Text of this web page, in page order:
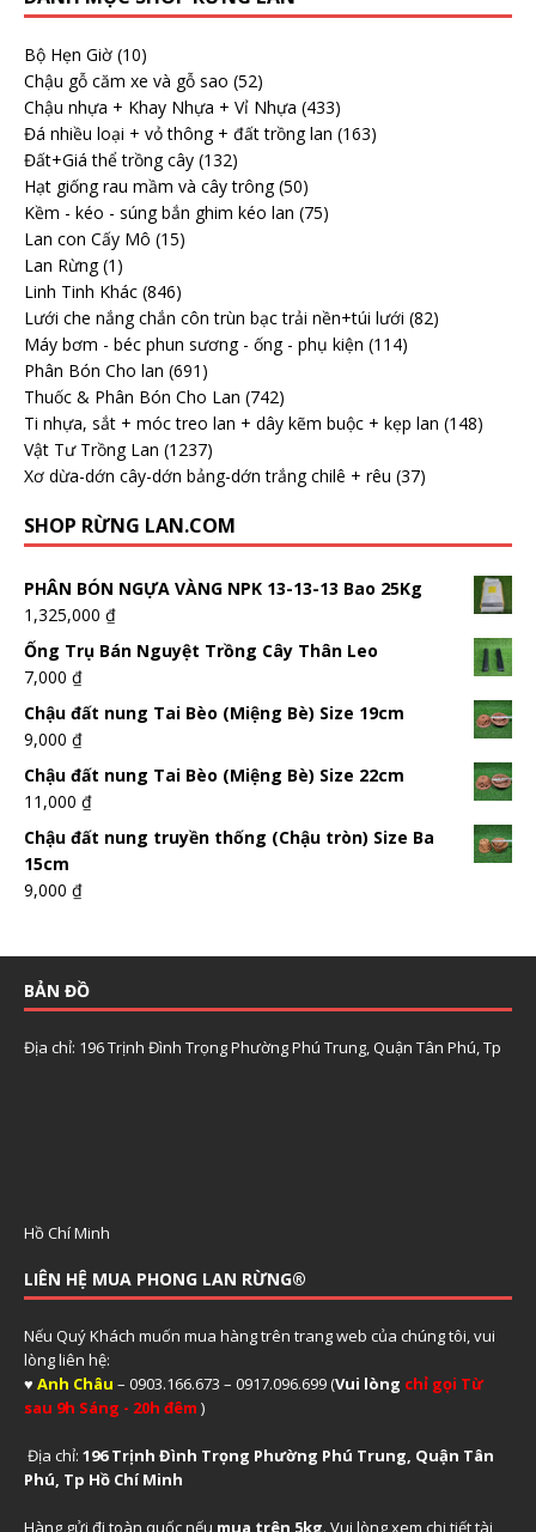
Bộ Hẹn Giờ (10)
Chậu gỗ căm xe và gỗ sao (52)
Chậu nhựa + Khay Nhựa + Vỉ Nhựa (433)
Đá nhiều loại + vỏ thông + đất trồng lan (163)
Đất+Giá thể trồng cây (132)
Hạt giống rau mầm và cây trông (50)
Kềm - kéo - súng bắn ghim kéo lan (75)
Lan con Cấy Mô (15)
Lan Rừng (1)
Linh Tinh Khác (846)
Lưới che nắng chắn côn trùn bạc trải nền+túi lưới (82)
Máy bơm - béc phun sương - ống - phụ kiện (114)
Phân Bón Cho lan (691)
Thuốc & Phân Bón Cho Lan (742)
Ti nhựa, sắt + móc treo lan + dây kẽm buộc + kẹp lan (148)
Vật Tư Trồng Lan (1237)
Xơ dừa-dớn cây-dớn bảng-dớn trắng chilê + rêu (37)
SHOP RỪNG LAN.COM
PHÂN BÓN NGỰA VÀNG NPK 13-13-13 Bao 25Kg
1,325,000 ₫
Ống Trụ Bán Nguyệt Trồng Cây Thân Leo
7,000 ₫
Chậu đất nung Tai Bèo (Miệng Bè) Size 19cm
9,000 ₫
Chậu đất nung Tai Bèo (Miệng Bè) Size 22cm
11,000 ₫
Chậu đất nung truyền thống (Chậu tròn) Size Ba
15cm
9,000 ₫
BẢN ĐỒ
Địa chỉ: 196 Trịnh Đình Trọng Phường Phú Trung, Quận Tân Phú, Tp
Hồ Chí Minh
LIÊN HỆ MUA PHONG LAN RỪNG®
Nếu Quý Khách muốn mua hàng trên trang web của chúng tôi, vui
lòng liên hệ:
♥ Anh Châu – 0903.166.673 – 0917.096.699 (Vui lòng chỉ gọi Từ
sau 9h Sáng - 20h đêm )
Địa chỉ: 196 Trịnh Đình Trọng Phường Phú Trung, Quận Tân
Phú, Tp Hồ Chí Minh
Hàng gửi đi toàn quốc nếu mua trên 5kg. Vui lòng xem chi tiết tài